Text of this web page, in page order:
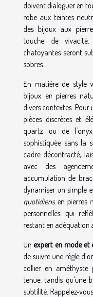
doivent dialoguer en
robe aux teintes
des bijoux aux
touche de
chatoyantes seront
sobres.
En matière de style
bijoux en pierres
divers contextes. Pour
pièces discrètes et
quartz ou de
sophistiquée sans la
cadre décontracté,
avec des
accumulation de
dynamiser un simple
quotidiensen pierres
personnelles qui
restant en adéquation
Unexpert en mode et
de suivre une règle
collier en
tenue, tandis qu'une
subtilité. Rappelez-